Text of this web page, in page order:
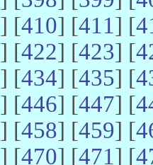
] [410] [411] [
] [422] [423] [
] [434] [435] [
] [446] [447] [
] [458] [459] [
] [470] [471] [